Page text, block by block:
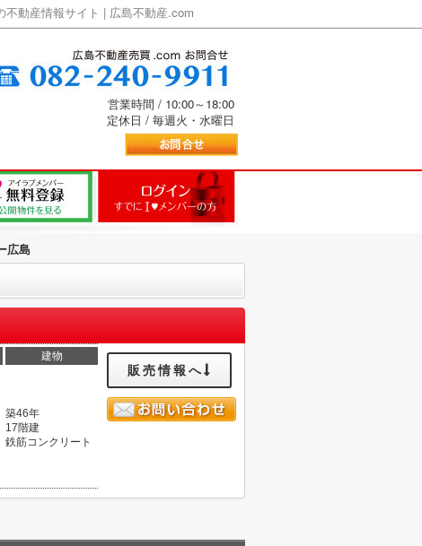
動産情報サイト | 広島不動産.com
営業時間 / 10:00～18:00
定休日 / 毎週火・水曜日
広島
建物
築46年
17階建
鉄筋コンクリート
販売情報へ